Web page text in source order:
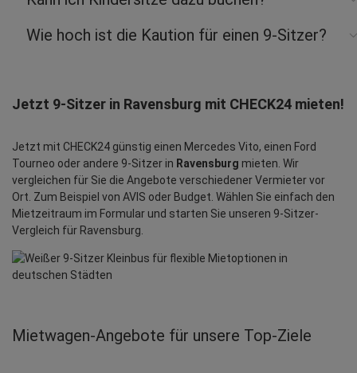
Wie hoch ist die Kaution für einen 9-Sitzer?
Jetzt 9-Sitzer in Ravensburg mit CHECK24 mieten!
Jetzt mit CHECK24 günstig einen Mercedes Vito, einen Ford
Tourneo oder andere 9-Sitzer in Ravensburg mieten. Wir
vergleichen für Sie die Angebote verschiedener Vermieter vor
Ort. Zum Beispiel von AVIS oder Budget. Wählen Sie einfach den
Mietzeitraum im Formular und starten Sie unseren 9-Sitzer-
Vergleich für Ravensburg.
Mietwagen‑Angebote für unsere Top‑Ziele